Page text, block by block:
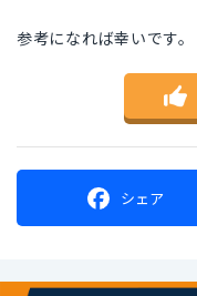
参考になれば幸いです。
シェア